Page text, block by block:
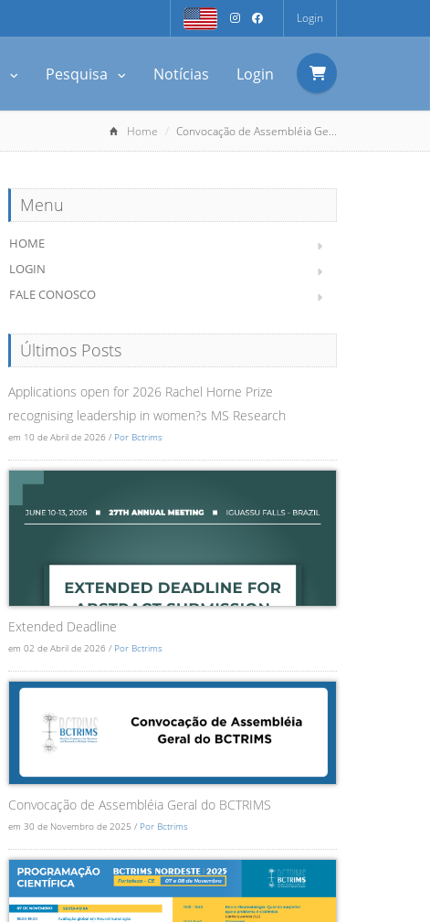
Login
Pesquisa Notícias Login
Home Convocação de Assembléia Ge...
Menu
HOME
LOGIN
FALE CONOSCO
Últimos Posts
Applications open for 2026 Rachel Horne Prize
recognising leadership in women?s MS Research
em 10 de Abril de 2026 / Por Bctrims
Extended Deadline
em 02 de Abril de 2026 / Por Bctrims
Convocação de Assembléia Geral do BCTRIMS
em 30 de Novembro de 2025 / Por Bctrims